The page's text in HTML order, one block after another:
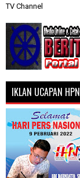
TV Channel
IKLAN UCAPAN HPN